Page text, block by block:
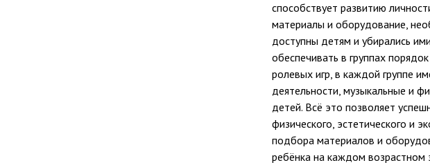
способствует развитию
материалы и оборудование,
доступны детям и убирались
обеспечивать в группах
ролевых игр, в каждой группе
деятельности, музыкальные и
детей. Всё это позволяет
физического, эстетического и
подбора материалов и
ребёнка на каждом возрастном